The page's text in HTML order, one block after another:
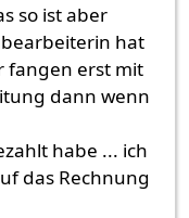
6 Monaten
so ist aber
hat
fangen erst mit
dann wenn
habe ... ich
das Rechnung